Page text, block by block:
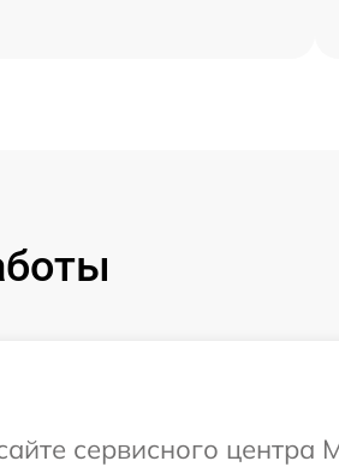
сервисного центра